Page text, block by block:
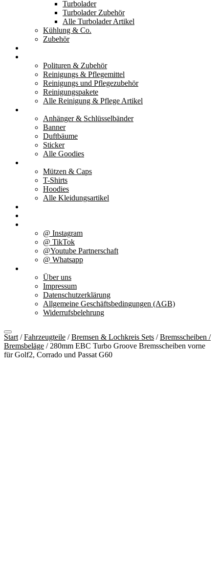
Turbolader
Turbolader Zubehör
Alle Turbolader Artikel
Kühlung & Co.
Zubehör
Polituren & Zubehör
Reinigungs & Pflegemittel
Reinigungs und Pflegezubehör
Reinigungspakete
Alle Reinigung & Pflege Artikel
Anhänger & Schlüsselbänder
Banner
Duftbäume
Sticker
Alle Goodies
Mützen & Caps
T-Shirts
Hoodies
Alle Kleidungsartikel
@ Instagram
@ TikTok
@Youtube Partnerschaft
@ Whatsapp
Über uns
Impressum
Datenschutzerklärung
Allgemeine Geschäftsbedingungen (AGB)
Widerrufsbelehrung
Start /Fahrzeugteile /Bremsen & Lochkreis Sets /Bremsscheiben /
Bremsbeläge / 280mm EBC Turbo Groove Bremsscheiben vorne
für Golf2, Corrado und Passat G60